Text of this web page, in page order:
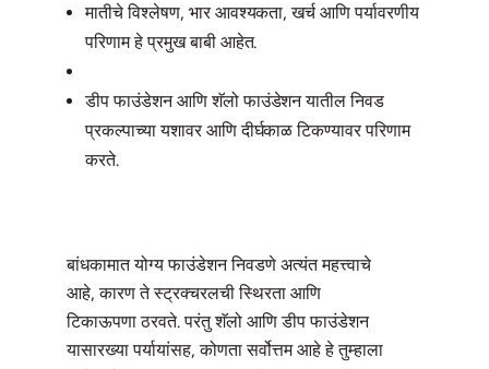
मातीचे विश्लेषण, भार आवश्यकता, खर्च आणि पर्यावरणीय
परिणाम हे प्रमुख बाबी आहेत.
डीप फाउंडेशन आणि शॅलो फाउंडेशन यातील निवड
प्रकल्पाच्या यशावर आणि दीर्घकाळ टिकण्यावर परिणाम
करते.
बांधकामात योग्य फाउंडेशन निवडणे अत्यंत महत्त्वाचे
आहे, कारण ते स्ट्रक्चरलची स्थिरता आणि
टिकाऊपणा ठरवते. परंतु शॅलो आणि डीप फाउंडेशन
यासारख्या पर्यायांसह, कोणता सर्वोत्तम आहे हे तुम्हाला